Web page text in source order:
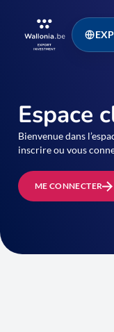
Espace
Bienvenue dans
inscrire ou vous
ME CONNECTER